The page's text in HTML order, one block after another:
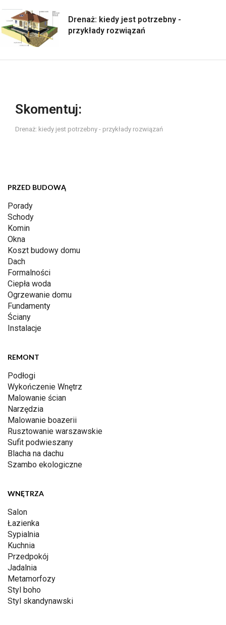
Drenaż: kiedy jest potrzebny -
przykłady rozwiązań
Skomentuj:
Drenaż: kiedy jest potrzebny - przykłady rozwiązań
PRZED BUDOWĄ
Porady
Schody
Komin
Okna
Koszt budowy domu
Dach
Formalności
Ciepła woda
Ogrzewanie domu
Fundamenty
Ściany
Instalacje
REMONT
Podłogi
Wykończenie Wnętrz
Malowanie ścian
Narzędzia
Malowanie boazerii
Rusztowanie warszawskie
Sufit podwieszany
Blacha na dachu
Szambo ekologiczne
WNĘTRZA
Salon
Łazienka
Sypialnia
Kuchnia
Przedpokój
Jadalnia
Metamorfozy
Styl boho
Styl skandynawski